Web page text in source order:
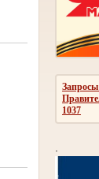
1037